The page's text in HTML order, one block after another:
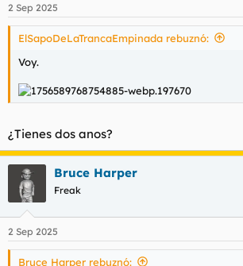
2 Sep 2025
ElSapoDeLaTrancaEmpinada rebuznó:
Voy.
¿Tienes dos anos?
Bruce Harper
Freak
2 Sep 2025
Bruce Harper rebuznó: